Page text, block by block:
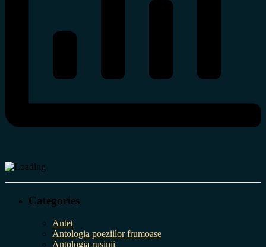
Categories
Antet
Antologia poeziilor frumoase
Antologia rușinii